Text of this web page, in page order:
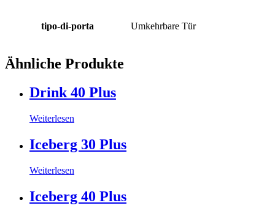
tipo-di-porta Umkehrbare Tür
Ähnliche Produkte
Drink 40 Plus
Weiterlesen
Iceberg 30 Plus
Weiterlesen
Iceberg 40 Plus